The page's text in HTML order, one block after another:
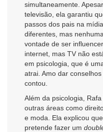
simultaneamente.
televisão, ela garantiu
passos dos pais na
diferentes, mas
vontade de ser
internet, mas TV não
em psicologia, que é
atrai. Amo dar
contou.
Além da psicologia,
outras áreas como
e moda. Ela explicou
pretende fazer um